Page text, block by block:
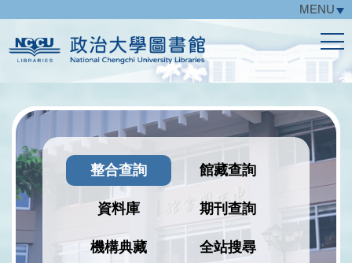
主
要
區
MENU
整合查詢 館藏查詢
資料庫 期刊查詢
機構典藏 全站搜尋